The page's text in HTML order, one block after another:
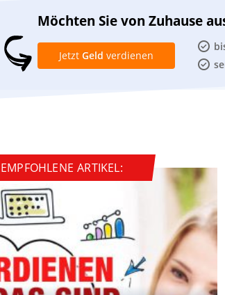
Möchten Sie von Zuhause
Jetzt Geld verdienen
EMPFOHLENE ARTIKEL: